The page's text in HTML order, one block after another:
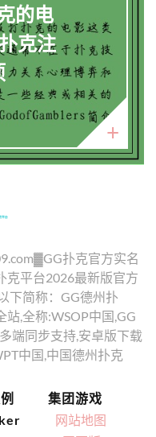
的电
克注
扑克官方实名
克平台2026最新版官方
下简称：GG德州扑
,全称:WSOP中国,GG
端同步支持,安卓版下载
中国,中国德州扑克
集团游戏
网站地图